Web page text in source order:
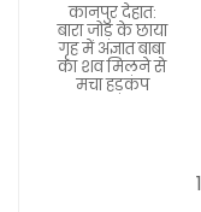
कानपुर देहात:
बारा जोड़ के छाया
गृह में अज्ञात बाबा
का शव मिलने से
मचा हड़कंप
1